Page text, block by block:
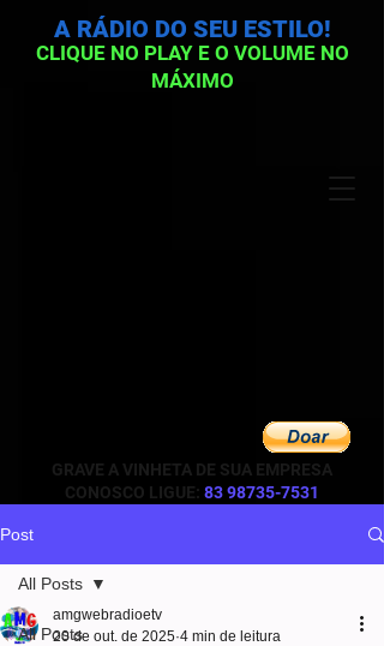
GRAVE A VINHETA DE SUA EMPRESA
CONOSCO LIGUE: 83 98735-7531
CLIQUE NO PLAY E O VOLUME NO
MÁXIMO
A RÁDIO DO SEU ESTILO!
Post
All Posts
All Posts
amgwebradioetv
20 de out. de 2025 4 min de leitura